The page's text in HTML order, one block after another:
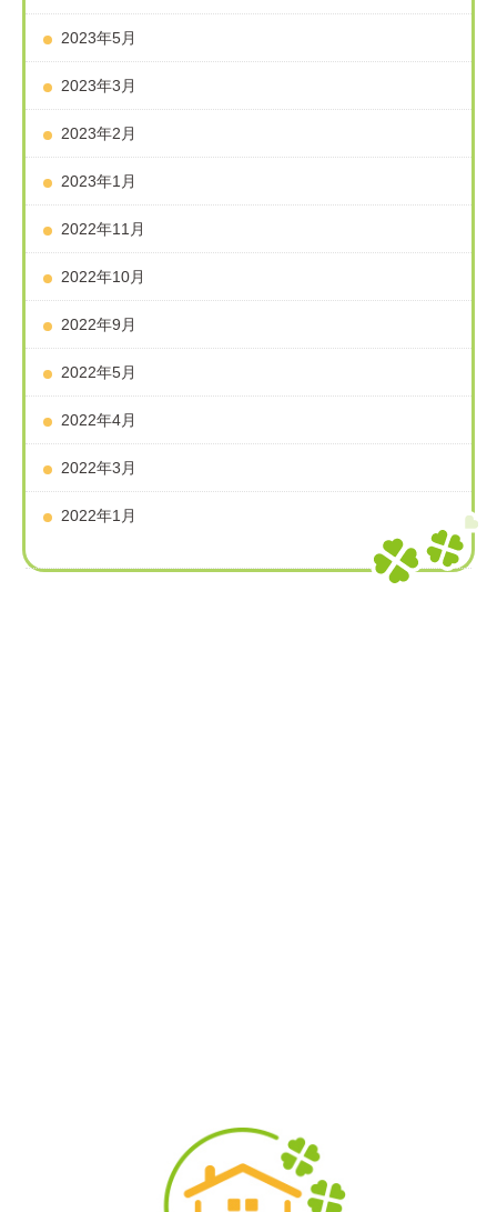
2023年5月
2023年3月
2023年2月
2023年1月
2022年11月
2022年10月
2022年9月
2022年5月
2022年4月
2022年3月
2022年1月